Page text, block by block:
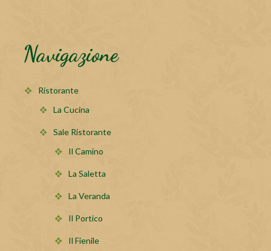
Navigazione
Ristorante
La Cucina
Sale Ristorante
Il Camino
La Saletta
La Veranda
Il Portico
Il Fienile